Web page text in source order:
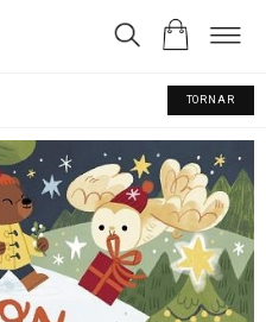
TORNAR